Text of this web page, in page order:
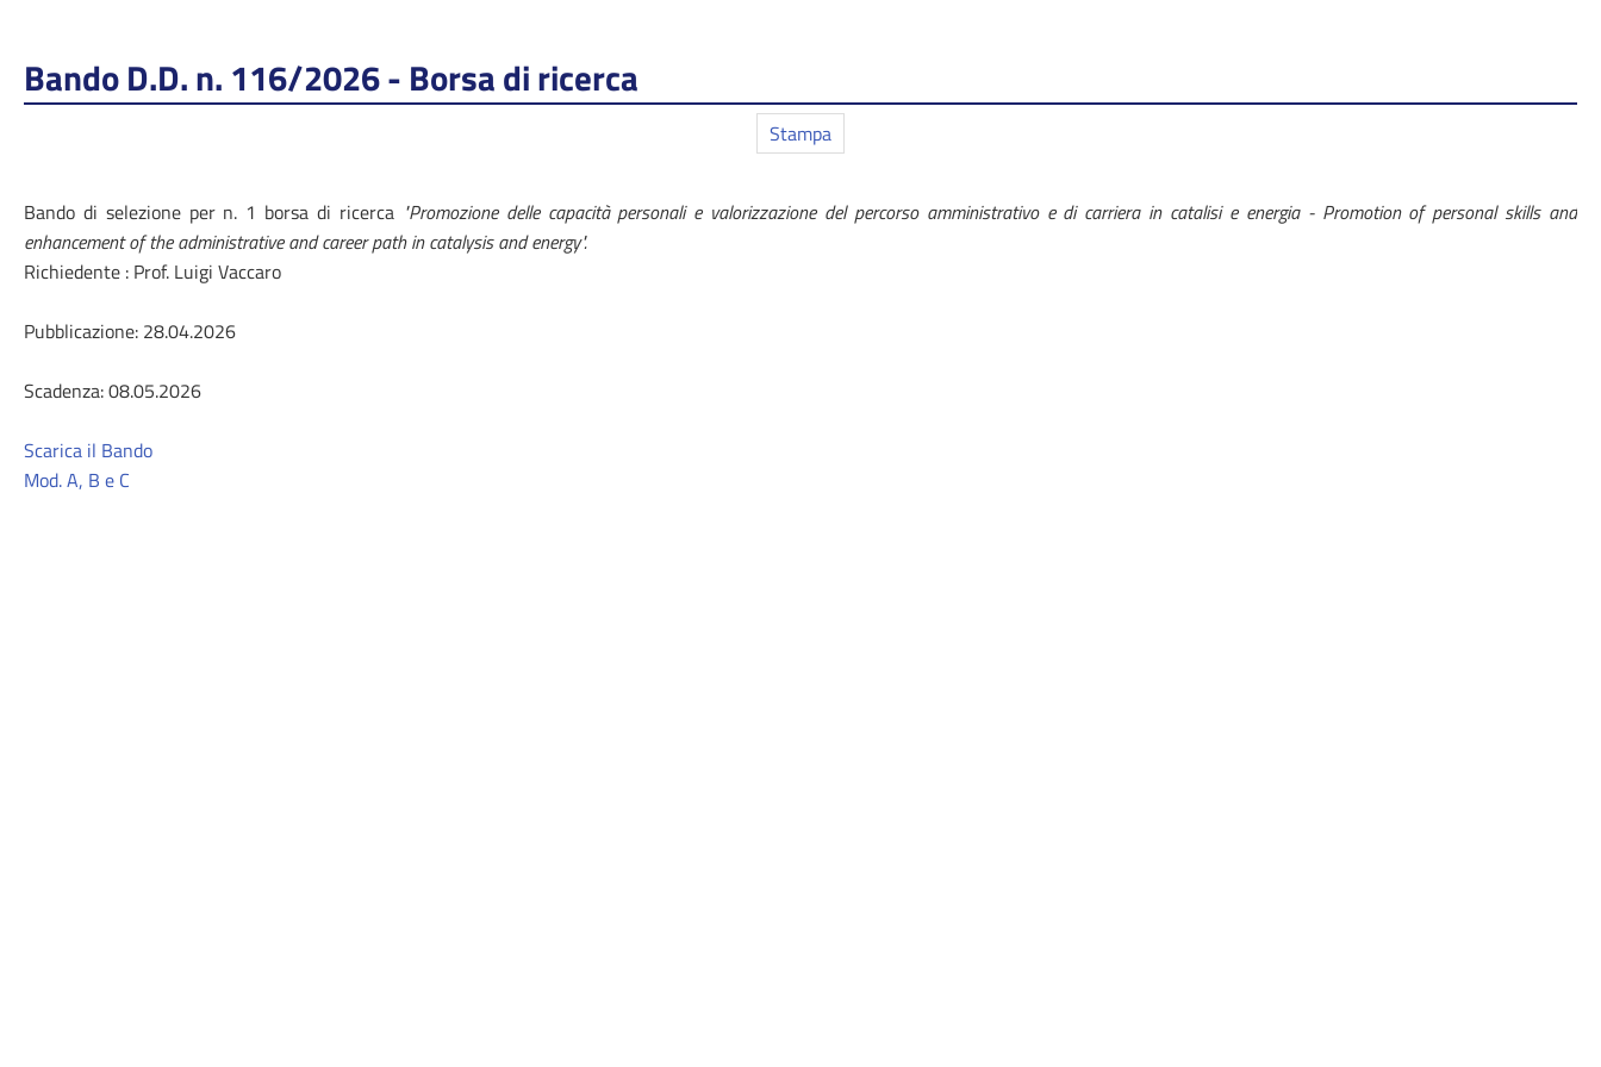
Bando D.D. n. 116/2026 - Borsa di ricerca
Stampa
Bando di selezione per n. 1 borsa di ricerca"Promozione delle capacità personali e valorizzazione del percorso amministrativo e di carriera in catalisi e energia - Promotion of personal skills and
enhancement of the administrative and career path in catalysis and energy".
Richiedente : Prof. Luigi Vaccaro
Pubblicazione: 28.04.2026
Scadenza: 08.05.2026
Scarica il Bando
Mod. A, B e C